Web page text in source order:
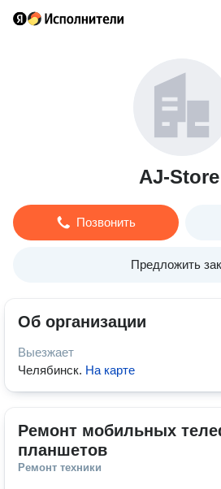
AJ-Store
Позвонить
Предложить
Об организации
Выезжает
Челябинск. На карте
Ремонт мобильных
планшетов
Ремонт техники